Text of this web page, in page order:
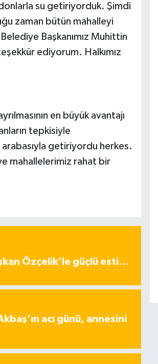
su getiriyorduk. Şimdi
zaman bütün mahalleyi
Başkanımız Muhittin
ediyorum. Halkımız
en büyük avantajı
tepkisiyle
getiriyordu herkes.
mahallelerimiz rahat bir
Özçelik’le güçlü esti…
acı günü, annesini